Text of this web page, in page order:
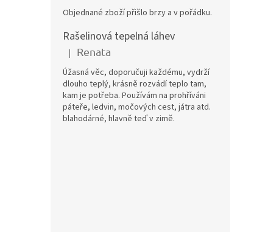
Objednané zboží přišlo brzy a v pořádku.
Rašelinová tepelná láhev
Hodnocení produktu je 5 z 5 hvězdiček.
| Renata
Úžasná věc, doporučuji každému, vydrží
dlouho teplý, krásně rozvádí teplo tam,
kam je potřeba. Používám na prohříváni
páteře, ledvin, močových cest, játra atd.
blahodárné, hlavně teď v zimě.